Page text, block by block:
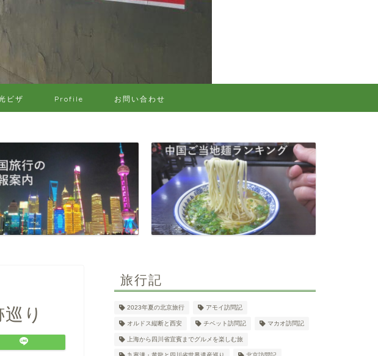
ビザ Profile お問い合わせ
り
旅行記
2023年夏の北京旅行 アモイ訪問記
オルドス縦断と西安 チベット訪問記 マカオ訪問記
上海から四川省宜賓までグルメを楽しむ旅